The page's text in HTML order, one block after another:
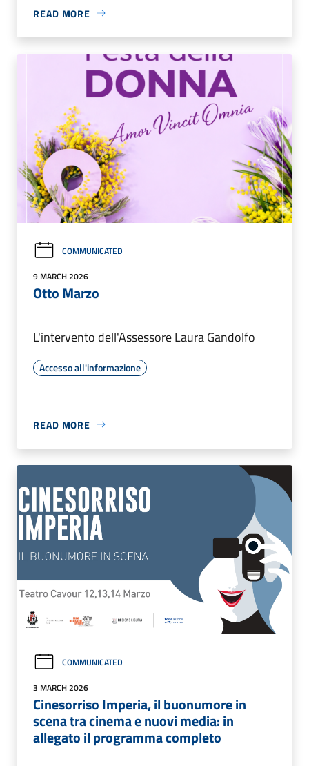
READ MORE
COMMUNICATED
9 MARCH 2026
Otto Marzo
L'intervento dell'Assessore Laura Gandolfo
Accesso all'informazione
READ MORE
COMMUNICATED
3 MARCH 2026
Cinesorriso Imperia, il buonumore in
scena tra cinema e nuovi media: in
allegato il programma completo